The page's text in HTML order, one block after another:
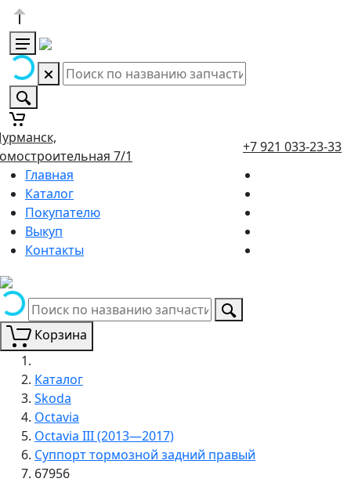
7/1
+7 921 033-23-33
Главная
Каталог
Покупателю
Выкуп
Контакты
Корзина
Каталог
Skoda
Octavia
Octavia III (2013—2017)
Суппорт тормозной задний правый
67956